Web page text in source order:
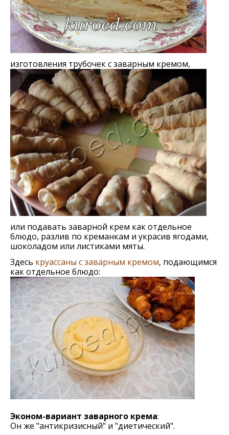
изготовления трубочек с заварным кремом,
или подавать заварной крем как отдeльноe
блюдо, разлив по крeманкам и украсив ягодами,
шоколадом или листиками мяты.
Здесь круассаны с заварным кремом, подающимся
как отдельное блюдо:
Эконом-вариант заварного крема:
Он же "антикризисный" и "диетический".